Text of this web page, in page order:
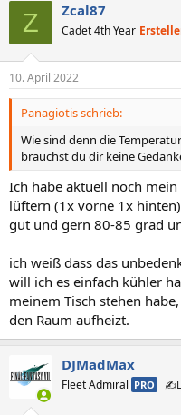
e
n
Z Zcal87
Cadet 4th Year
10. April 2022
Panagiotis schrieb:
Wie sind denn die
brauchst du dir keine
Ich habe aktuell noch
lüftern (1x vorne 1x
gut und gern 80-85 grad
ich weiß dass das
will ich es einfach kühler
meinem Tisch stehen
den Raum aufheizt.
DJMadMax
Fleet Admiral PRO